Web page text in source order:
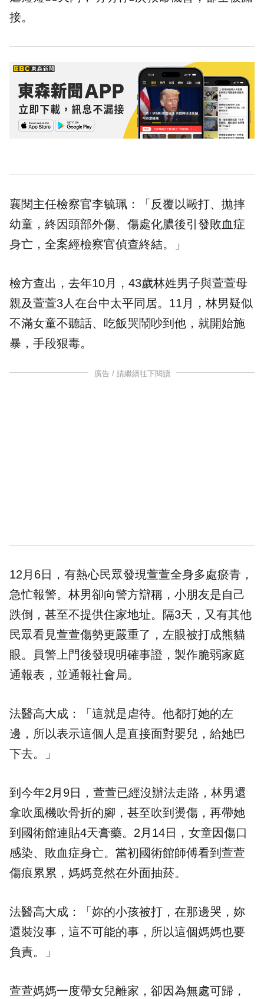
接。
襄閱主任檢察官李毓珮：「反覆以毆打、拋摔
幼童，終因頭部外傷、傷處化膿後引發敗血症
身亡，全案經檢察官偵查終結。」
檢方查出，去年10月，43歲林姓男子與萱萱母
親及萱萱3人在台中太平同居。11月，林男疑似
不滿女童不聽話、吃飯哭鬧吵到他，就開始施
暴，手段狠毒。
廣告 / 請繼續往下閱讀
12月6日，有熱心民眾發現萱萱全身多處瘀青，
急忙報警。林男卻向警方辯稱，小朋友是自己
跌倒，甚至不提供住家地址。隔3天，又有其他
民眾看見萱萱傷勢更嚴重了，左眼被打成熊貓
眼。員警上門後發現明確事證，製作脆弱家庭
通報表，並通報社會局。
法醫高大成：「這就是虐待。他都打她的左
邊，所以表示這個人是直接面對嬰兒，給她巴
下去。」
到今年2月9日，萱萱已經沒辦法走路，林男還
拿吹風機吹骨折的腳，甚至吹到燙傷，再帶她
到國術館連貼4天膏藥。2月14日，女童因傷口
感染、敗血症身亡。當初國術館師傅看到萱萱
傷痕累累，媽媽竟然在外面抽菸。
法醫高大成：「妳的小孩被打，在那邊哭，妳
還裝沒事，這不可能的事，所以這個媽媽也要
負責。」
萱萱媽媽一度帶女兒離家，卻因為無處可歸，